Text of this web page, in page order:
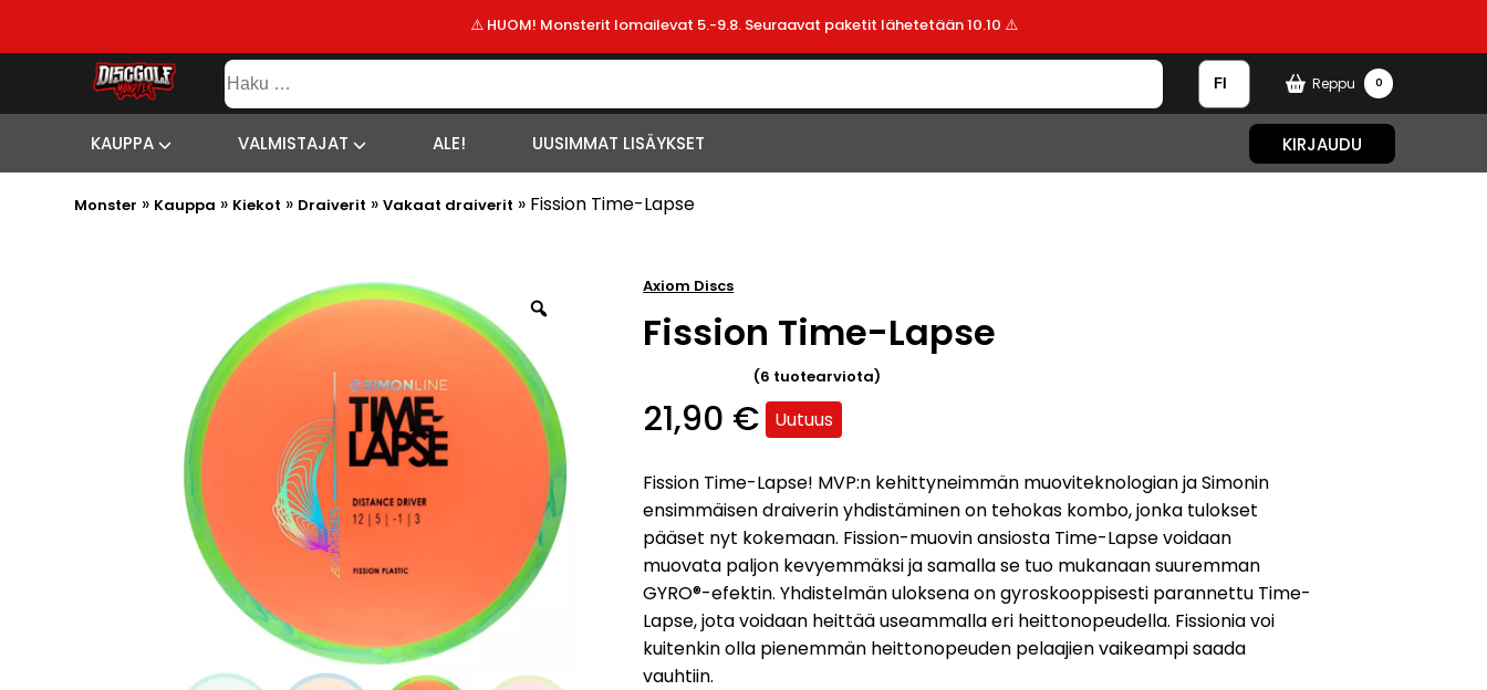
⚠️ HUOM! Monsterit lomailevat 5.-9.8. Seuraavat paketit lähetetään 10.10 ⚠️
VALMISTAJAT
LISÄYKSET
SISÄLTÖ
SITEMAP
Haku: Reppu 0
KAUPPA VALMISTAJAT ALE! UUSIMMAT LISÄYKSET KIRJAUDU
Monster » Kauppa » Kiekot » Draiverit » Vakaat draiverit » Fission Time-Lapse
Axiom Discs
Fission Time-Lapse
4.88
perustuen
asiakkaan
arvotukseen.
(6 tuotearviota)
21,90 € Uutuus
Fission Time-Lapse! MVP:n kehittyneimmän muoviteknologian ja Simonin
ensimmäisen draiverin yhdistäminen on tehokas kombo, jonka tulokset
pääset nyt kokemaan. Fission-muovin ansiosta Time-Lapse voidaan
muovata paljon kevyemmäksi ja samalla se tuo mukanaan suuremman
GYRO®-efektin. Yhdistelmän uloksena on gyroskooppisesti parannettu Time-
Lapse, jota voidaan heittää useammalla eri heittonopeudella. Fissionia voi
kuitenkin olla pienemmän heittonopeuden pelaajien vaikeampi saada
vauhtiin.